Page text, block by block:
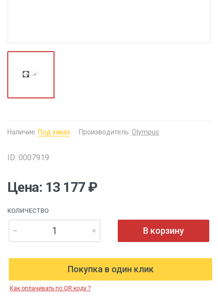
Наличие: Под заказ Производитель: Olympus
ID: 0007919
Цена: 13 177 ₽
КОЛИЧЕСТВО
В корзину
Покупка в один клик
Как оплачивать по QR коду ?